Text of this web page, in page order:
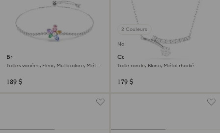
Bracelet Ariana Grande x
Swarovski
Tailles variées, Fleur, Multicolore, Métal
189 $
2 Couleurs
Nouveau
Collier Matrix
Taille ronde, Blanc, Métal rhodié
179 $